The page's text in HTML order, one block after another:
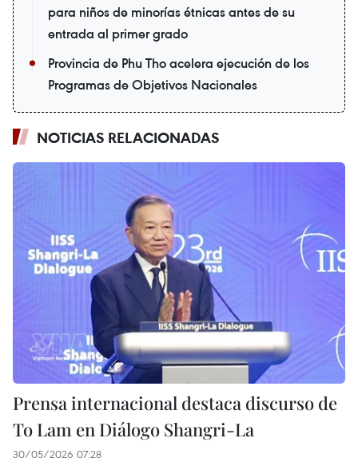
para niños de minorías étnicas antes de su
entrada al primer grado
Provincia de Phu Tho acelera ejecución de los
Programas de Objetivos Nacionales
NOTICIAS RELACIONADAS
Prensa internacional destaca discurso de
To Lam en Diálogo Shangri-La
30/05/2026 07:28